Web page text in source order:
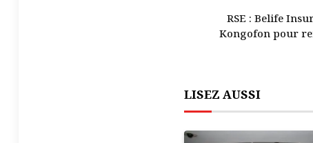
RSE : Belife
Kongofon pour
LISEZ AUSSI